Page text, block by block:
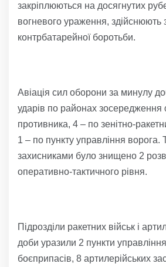
закріплюються на досягнутих
вогневого ураження, здійснюють
контрбатарейної боротьби.
Авіація сил оборони за минулу
ударів по районах зосередження
противника, 4 – по зенітно-
1 – по пункту управління
захисниками було знищено 2
оперативно-тактичного рівня.
Підрозділи ракетних військ і
доби уразили 2 пункти
боєприпасів, 8 артилерійських